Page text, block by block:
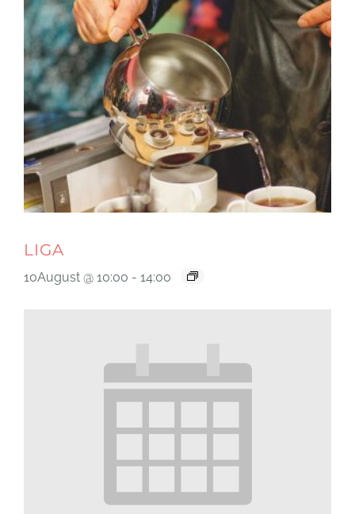
LIGA
10August @ 10:00 - 14:00